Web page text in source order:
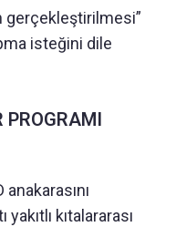
gerçekleştirilmesi”
isteğini dile
kıtalararası